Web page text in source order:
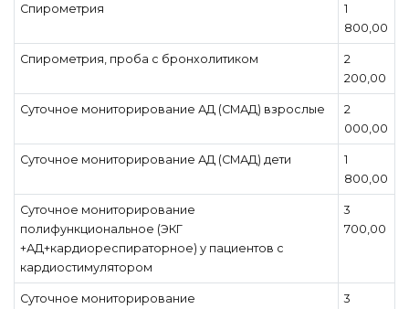
Спирометрия
1
800,00
Спирометрия, проба с бронхолитиком
2
200,00
Суточное мониторирование АД (СМАД) взрослые
2
000,00
Суточное мониторирование АД (СМАД) дети
1
800,00
Суточное мониторирование
полифункциональное (ЭКГ
+АД+кардиореспираторное) у пациентов с
кардиостимулятором
3
700,00
Суточное мониторирование
3